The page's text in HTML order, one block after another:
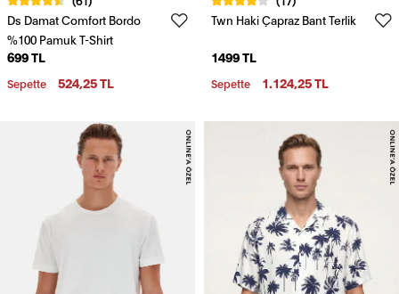
Ds Damat Comfort Bordo
%100 Pamuk T-Shirt
699 TL
Sepette 524,25 TL
Twn Haki Çapraz Bant Terlik
1499 TL
Sepette 1.124,25 TL